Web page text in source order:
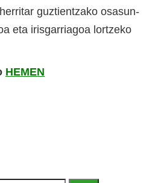
guztientzako osasun-
eta irisgarriagoa lortzeko
HEMEN